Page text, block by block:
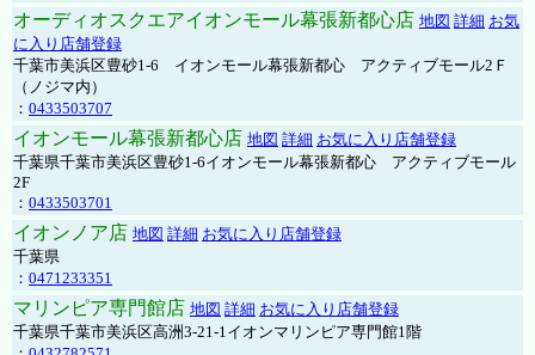
オーディオスクエアイオンモール幕張新都心店 地図 詳細 お気
に入り店舗登録
千葉市美浜区豊砂1-6 イオンモール幕張新都心 アクティブモール2Ｆ
（ノジマ内）
： 0433503707
イオンモール幕張新都心店 地図 詳細 お気に入り店舗登録
千葉県千葉市美浜区豊砂1-6イオンモール幕張新都心 アクティブモール
2F
： 0433503701
イオンノア店 地図 詳細 お気に入り店舗登録
千葉県
： 0471233351
マリンピア専門館店 地図 詳細 お気に入り店舗登録
千葉県千葉市美浜区高洲3-21-1イオンマリンピア専門館1階